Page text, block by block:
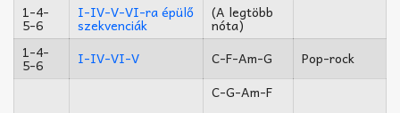
1-4-
5-6
I-IV-V-VI-ra épülő
szekvenciák
(A legtöbb
nóta)
1-4-
5-6 I-IV-VI-V C-F-Am-G Pop-rock
C-G-Am-F